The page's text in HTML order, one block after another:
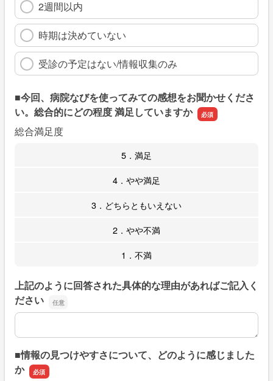
2週間以内
時期は決めていない
受診の予定はない/情報収集のみ
■今回、病院なびを使ってみての感想をお聞かせくださ
い。総合的にどの程度 満足していますか
総合満足度
5．満足
4．やや満足
3．どちらともいえない
2．やや不満
1．不満
上記のように回答された具体的な理由があればご記入く
ださい
上記のように回答された具体的な理由があればご記入くだ
■情報の見つけやすさについて、どのように感じました
か